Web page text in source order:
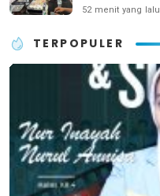
52 menit yang lalu
TERPOPULER